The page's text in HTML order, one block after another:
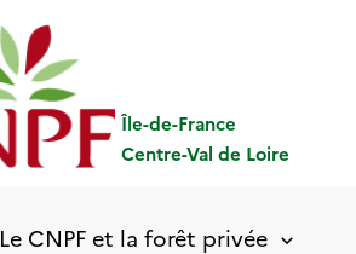
Île-de-France
Centre-Val de Loire
Le CNPF et la forêt privée